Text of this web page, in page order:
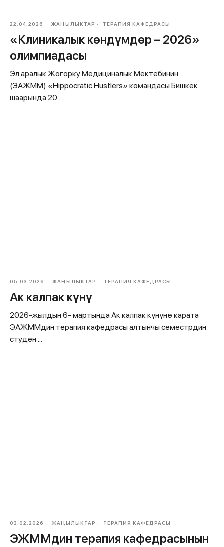
22.04.2026 ЖАҢЫЛЫКТАР ТЕРАПИЯ КАФЕДРАСЫ
«Клиникалык көндүмдөр – 2026»
олимпиадасы
Эл аралык Жогорку Медициналык Мектебинин
(ЭАЖММ) «Hippocratic Hustlers» командасы Бишкек
шаарында 20 ...
05.03.2026 ЖАҢЫЛЫКТАР ТЕРАПИЯ КАФЕДРАСЫ
Ак калпак күнү
2026-жылдын 6- мартында Ак калпак күнүнө карата
ЭАЖММдин терапия кафедрасы алтынчы семестрдин
студен ...
03.02.2026 ЖАҢЫЛЫКТАР ТЕРАПИЯ КАФЕДРАСЫ
ЭЖММдин терапия кафедрасынын